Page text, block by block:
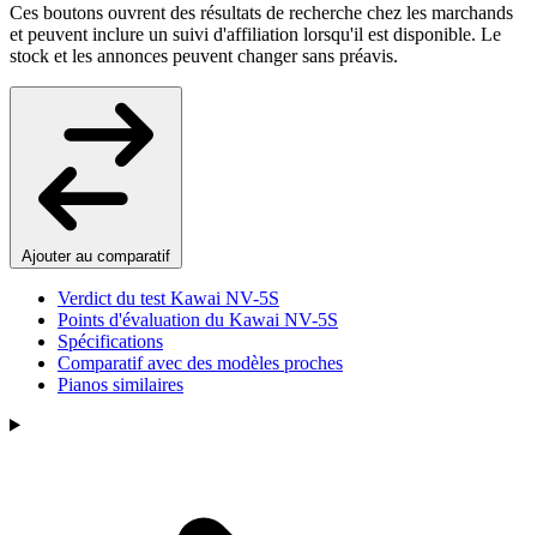
Ces boutons ouvrent des résultats de recherche chez les marchands
et peuvent inclure un suivi d'affiliation lorsqu'il est disponible. Le
stock et les annonces peuvent changer sans préavis.
Ajouter au comparatif
Verdict du test Kawai NV-5S
Points d'évaluation du Kawai NV-5S
Spécifications
Comparatif avec des modèles proches
Pianos similaires